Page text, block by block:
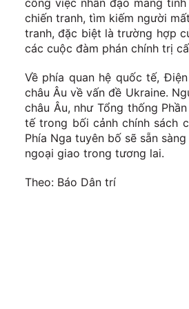
công việc nhân đạo mang
chiến tranh, tìm kiếm người
tranh, đặc biệt là trường hợp
các cuộc đàm phán chính trị
Về phía quan hệ quốc tế,
châu Âu về vấn đề Ukraine.
châu Âu, như Tổng thống
tế trong bối cảnh chính sách
Phía Nga tuyên bố sẽ sẵn
ngoại giao trong tương lai.
Theo: Báo Dân trí